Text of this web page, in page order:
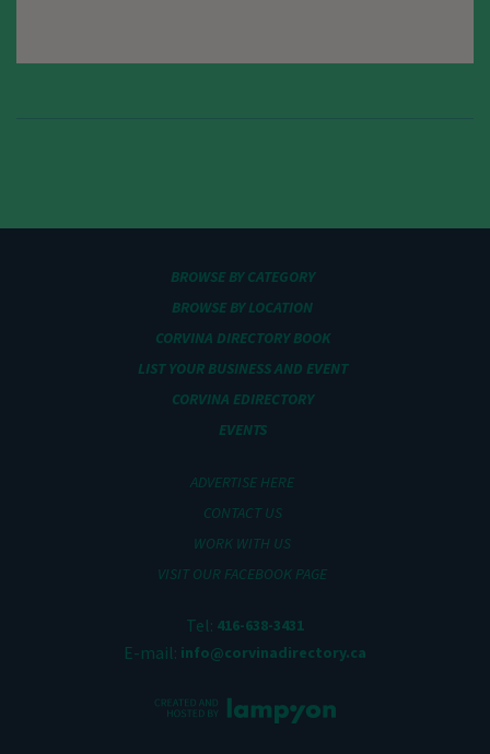
BROWSE BY CATEGORY
BROWSE BY LOCATION
CORVINA DIRECTORY BOOK
LIST YOUR BUSINESS AND EVENT
CORVINA EDIRECTORY
EVENTS
ADVERTISE HERE
CONTACT US
WORK WITH US
VISIT OUR FACEBOOK PAGE
Tel: 416-638-3431
E-mail: info@corvinadirectory.ca